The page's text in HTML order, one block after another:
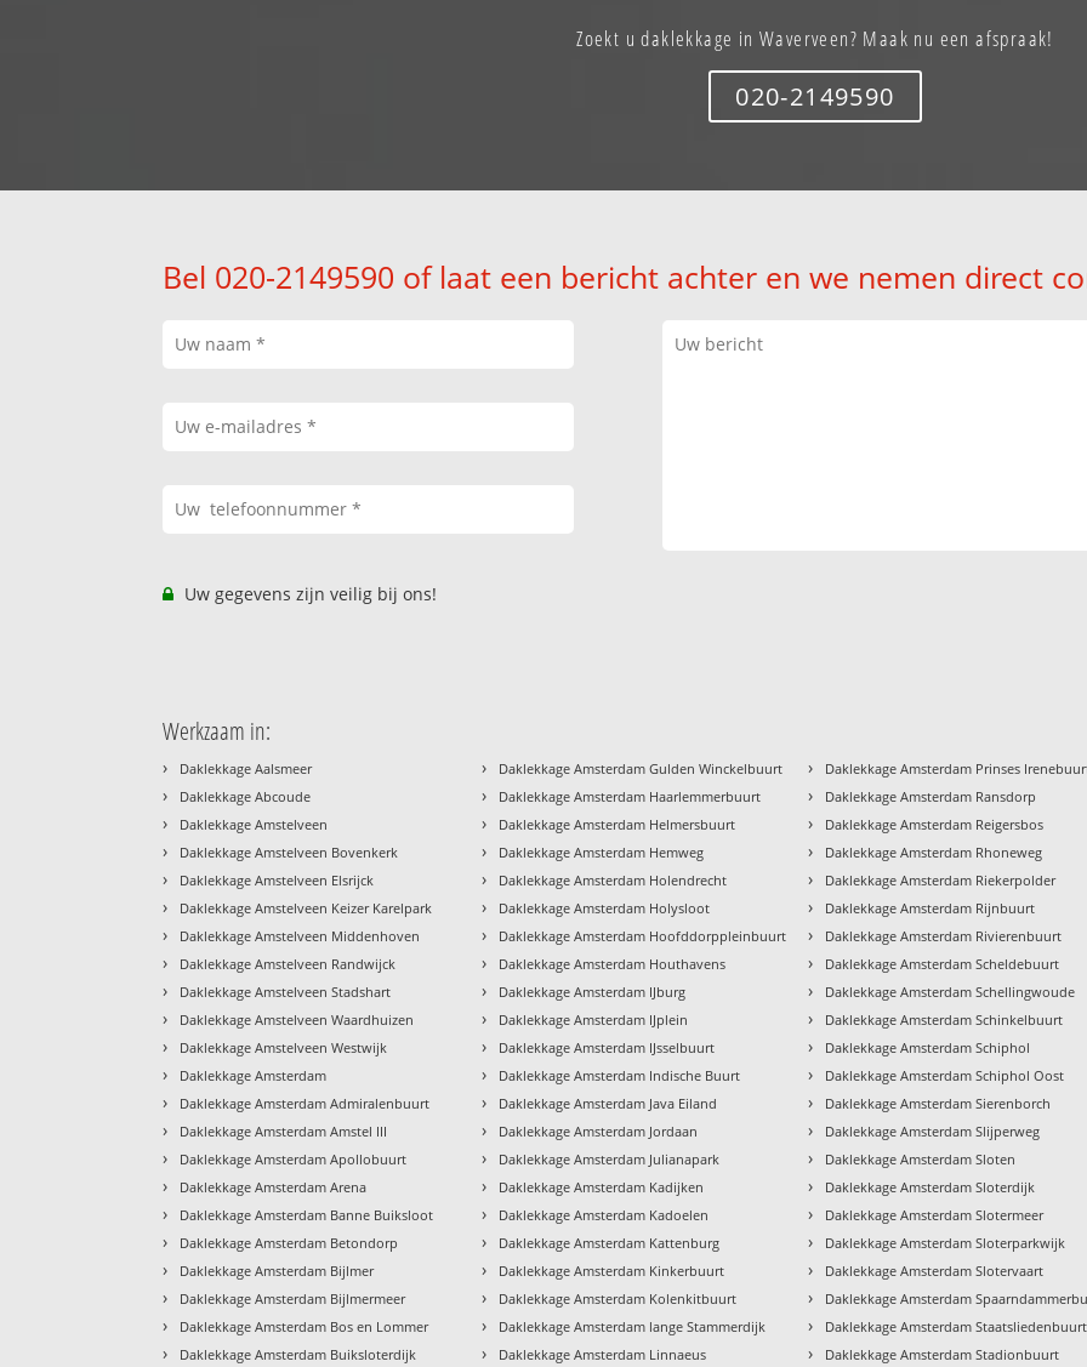
Zoekt u daklekkage in Waverveen? Maak nu een afspraak!
020-2149590
Bel 020-2149590 of laat een bericht achter en we nemen direct
Uw gegevens zijn veilig bij ons!
Werkzaam in:
› Daklekkage Aalsmeer
› Daklekkage Abcoude
› Daklekkage Amstelveen
› Daklekkage Amstelveen Bovenkerk
› Daklekkage Amstelveen Elsrijck
› Daklekkage Amstelveen Keizer Karelpark
› Daklekkage Amstelveen Middenhoven
› Daklekkage Amstelveen Randwijck
› Daklekkage Amstelveen Stadshart
› Daklekkage Amstelveen Waardhuizen
› Daklekkage Amstelveen Westwijk
› Daklekkage Amsterdam
› Daklekkage Amsterdam Admiralenbuurt
› Daklekkage Amsterdam Amstel III
› Daklekkage Amsterdam Apollobuurt
› Daklekkage Amsterdam Arena
› Daklekkage Amsterdam Banne Buiksloot
› Daklekkage Amsterdam Betondorp
› Daklekkage Amsterdam Bijlmer
› Daklekkage Amsterdam Bijlmermeer
› Daklekkage Amsterdam Bos en Lommer
› Daklekkage Amsterdam Buiksloterdijk
› Daklekkage Amsterdam Gulden Winckelbuurt
› Daklekkage Amsterdam Haarlemmerbuurt
› Daklekkage Amsterdam Helmersbuurt
› Daklekkage Amsterdam Hemweg
› Daklekkage Amsterdam Holendrecht
› Daklekkage Amsterdam Holysloot
› Daklekkage Amsterdam Hoofddorppleinbuurt
› Daklekkage Amsterdam Houthavens
› Daklekkage Amsterdam IJburg
› Daklekkage Amsterdam IJplein
› Daklekkage Amsterdam IJsselbuurt
› Daklekkage Amsterdam Indische Buurt
› Daklekkage Amsterdam Java Eiland
› Daklekkage Amsterdam Jordaan
› Daklekkage Amsterdam Julianapark
› Daklekkage Amsterdam Kadijken
› Daklekkage Amsterdam Kadoelen
› Daklekkage Amsterdam Kattenburg
› Daklekkage Amsterdam Kinkerbuurt
› Daklekkage Amsterdam Kolenkitbuurt
› Daklekkage Amsterdam lange Stammerdijk
› Daklekkage Amsterdam Linnaeus
› Daklekkage Amsterdam Prinses
› Daklekkage Amsterdam Ransdorp
› Daklekkage Amsterdam Reigersbos
› Daklekkage Amsterdam Rhoneweg
› Daklekkage Amsterdam Riekerpolder
› Daklekkage Amsterdam Rijnbuurt
› Daklekkage Amsterdam Rivierenbuurt
› Daklekkage Amsterdam Scheldebuurt
› Daklekkage Amsterdam Schellingwoude
› Daklekkage Amsterdam Schinkelbuurt
› Daklekkage Amsterdam Schiphol
› Daklekkage Amsterdam Schiphol Oost
› Daklekkage Amsterdam Sierenborch
› Daklekkage Amsterdam Slijperweg
› Daklekkage Amsterdam Sloten
› Daklekkage Amsterdam Sloterdijk
› Daklekkage Amsterdam Slotermeer
› Daklekkage Amsterdam Sloterparkwijk
› Daklekkage Amsterdam Slotervaart
› Daklekkage Amsterdam
› Daklekkage Amsterdam Staatsliedenbuurt
› Daklekkage Amsterdam Stadionbuurt